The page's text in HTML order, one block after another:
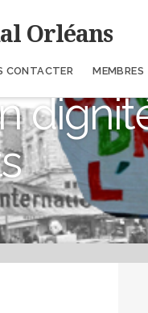
Orléans
CONTACTER MEMBRES